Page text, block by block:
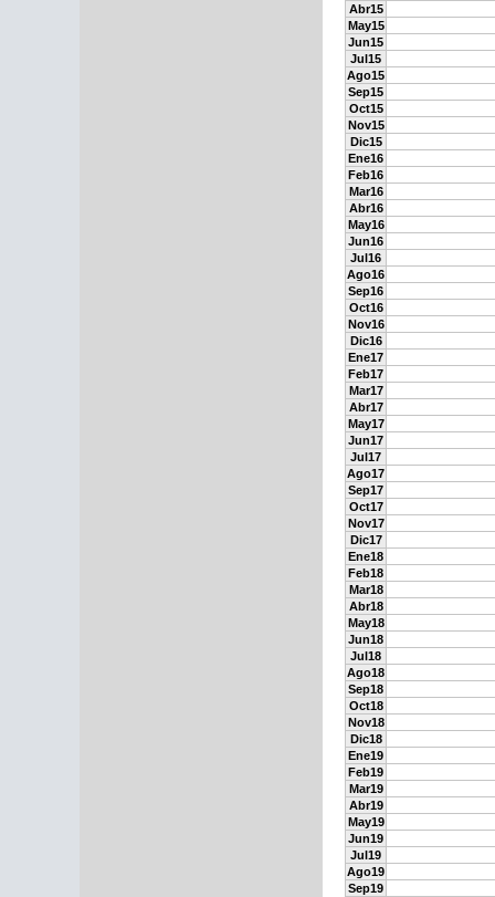
Abr15
May15
Jun15
Jul15
Ago15
Sep15
Oct15
Nov15
Dic15
Ene16
Feb16
Mar16
Abr16
May16
Jun16
Jul16
Ago16
Sep16
Oct16
Nov16
Dic16
Ene17
Feb17
Mar17
Abr17
May17
Jun17
Jul17
Ago17
Sep17
Oct17
Nov17
Dic17
Ene18
Feb18
Mar18
Abr18
May18
Jun18
Jul18
Ago18
Sep18
Oct18
Nov18
Dic18
Ene19
Feb19
Mar19
Abr19
May19
Jun19
Jul19
Ago19
Sep19